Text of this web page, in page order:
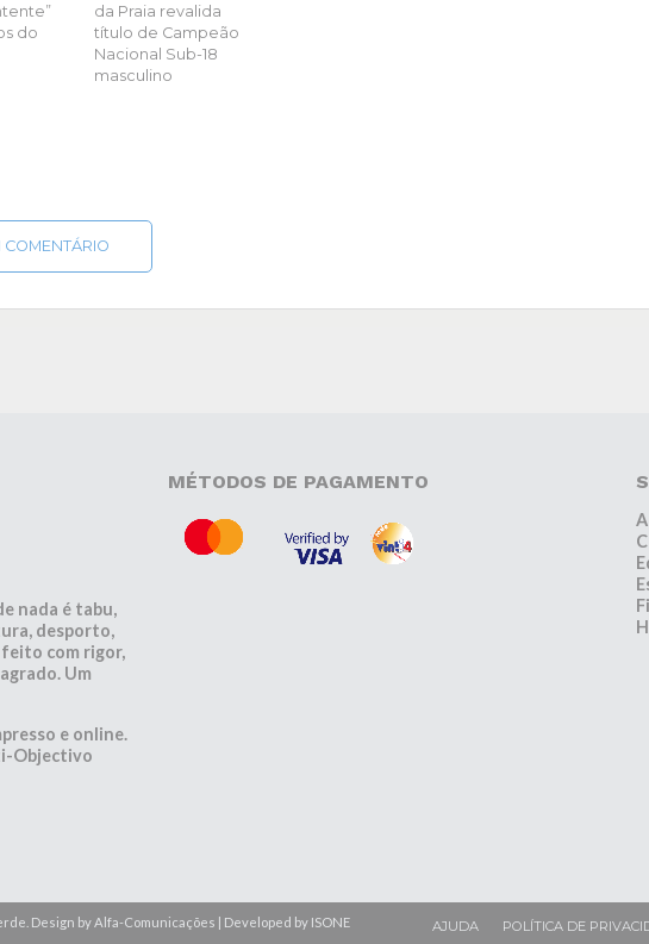
do
da Praia revalida
título de Campeão
Nacional Sub-18
masculino
nada é tabu,
desporto,
com rigor,
Um
e online.
Objectivo
MÉTODOS DE PAGAMENTO
AJUDA POLÍTICA DE
Design by Alfa-Comunicações | Developed by ISONE